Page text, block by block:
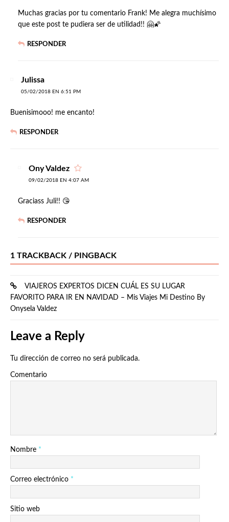
Muchas gracias por tu comentario Frank! Me alegra muchísimo
que este post te pudiera ser de utilidad!! 🤗🌠
RESPONDER
Julissa
05/02/2018 EN 6:51 PM
Buenisimooo! me encanto!
RESPONDER
Ony Valdez
09/02/2018 EN 4:07 AM
Graciass Juli!! 😘
RESPONDER
1 TRACKBACK / PINGBACK
VIAJEROS EXPERTOS DICEN CUÁL ES SU LUGAR
FAVORITO PARA IR EN NAVIDAD – Mis Viajes Mi Destino By
Onysela Valdez
Leave a Reply
Tu dirección de correo no será publicada.
Comentario
Nombre *
Correo electrónico *
Sitio web